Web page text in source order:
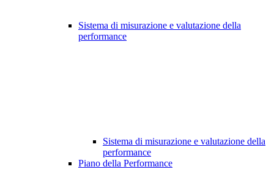
Sistema di misurazione e valutazione della
performance
Sistema di misurazione e valutazione della
performance
Piano della Performance